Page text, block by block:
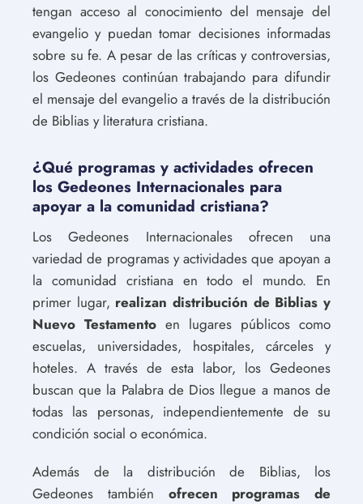
tengan acceso al conocimiento del mensaje del
evangelio y puedan tomar decisiones informadas
sobre su fe. A pesar de las críticas y controversias,
los Gedeones continúan trabajando para difundir
el mensaje del evangelio a través de la distribución
de Biblias y literatura cristiana.
¿Qué programas y actividades ofrecen
los Gedeones Internacionales para
apoyar a la comunidad cristiana?
Los Gedeones Internacionales ofrecen una
variedad de programas y actividades que apoyan a
la comunidad cristiana en todo el mundo. En
primer lugar, realizan distribución de Biblias y
Nuevo Testamento en lugares públicos como
escuelas, universidades, hospitales, cárceles y
hoteles. A través de esta labor, los Gedeones
buscan que la Palabra de Dios llegue a manos de
todas las personas, independientemente de su
condición social o económica.
Además de la distribución de Biblias, los
Gedeones también ofrecen programas de